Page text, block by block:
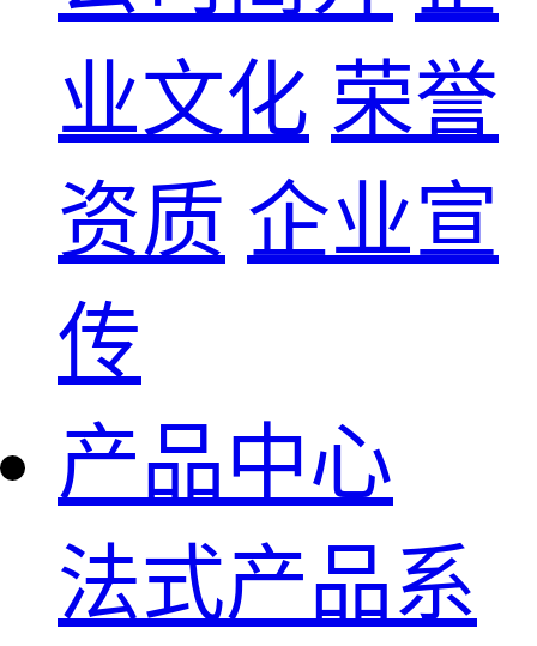
业文化 荣誉
资质 企业宣
传
产品中心
法式产品系